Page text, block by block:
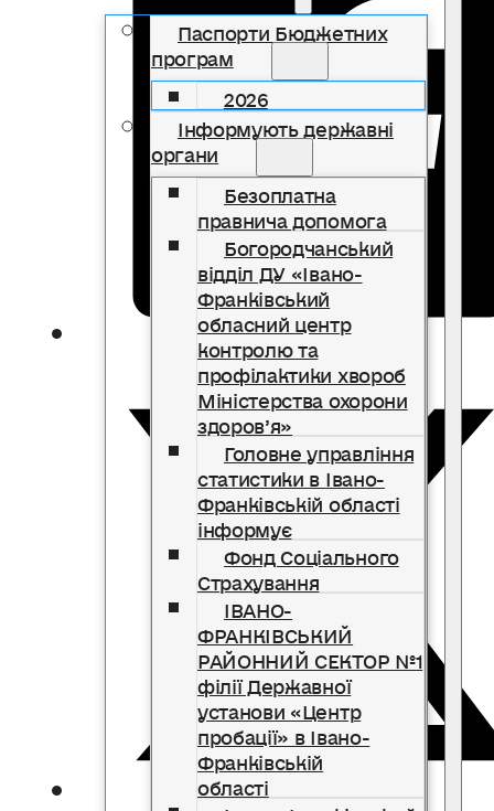
Паспорти Бюджетних
програм
2026
Інформують державні
органи
Безоплатна
правнича допомога
Богородчанський
відділ ДУ «Івано-
Франківський
обласний центр
контролю та
профілактики хвороб
Міністерства охорони
здоров’я»
Головне управління
статистики в Івано-
Франківській області
інформує
Фонд Соціального
Страхування
ІВАНО-
ФРАНКІВСЬКИЙ
РАЙОННИЙ СЕКТОР №1
філії Державної
установи «Центр
пробації» в Івано-
Франківській
області